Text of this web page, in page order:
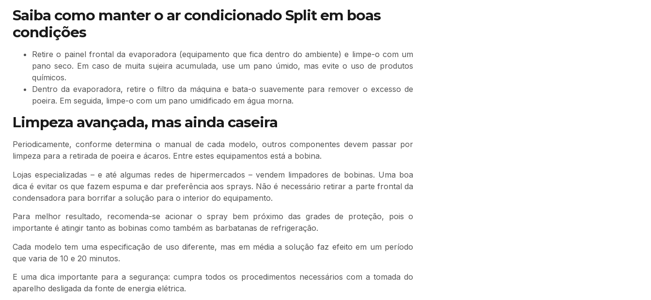
Saiba como manter o ar condicionado Split em boas
condições
Retire o painel frontal da evaporadora (equipamento que fica dentro do ambiente) e limpe-o com um
pano seco. Em caso de muita sujeira acumulada, use um pano úmido, mas evite o uso de produtos
químicos.
Dentro da evaporadora, retire o filtro da máquina e bata-o suavemente para remover o excesso de
poeira. Em seguida, limpe-o com um pano umidificado em água morna.
Limpeza avançada, mas ainda caseira
Periodicamente, conforme determina o manual de cada modelo, outros componentes devem passar por
limpeza para a retirada de poeira e ácaros. Entre estes equipamentos está a bobina.
Lojas especializadas – e até algumas redes de hipermercados – vendem limpadores de bobinas. Uma boa
dica é evitar os que fazem espuma e dar preferência aos sprays. Não é necessário retirar a parte frontal da
condensadora para borrifar a solução para o interior do equipamento.
Para melhor resultado, recomenda-se acionar o spray bem próximo das grades de proteção, pois o
importante é atingir tanto as bobinas como também as barbatanas de refrigeração.
Cada modelo tem uma especificação de uso diferente, mas em média a solução faz efeito em um período
que varia de 10 e 20 minutos.
E uma dica importante para a segurança: cumpra todos os procedimentos necessários com a tomada do
aparelho desligada da fonte de energia elétrica.